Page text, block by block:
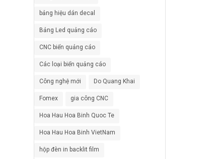
bảng hiệu dán decal
Bảng Led quảng cáo
CNC biển quảng cáo
Các loại biển quảng cáo
Công nghệ mới Do Quang Khai
Fomex gia công CNC
Hoa Hau Hoa Binh Quoc Te
Hoa Hau Hoa Binh VietNam
hộp đèn in backlit film